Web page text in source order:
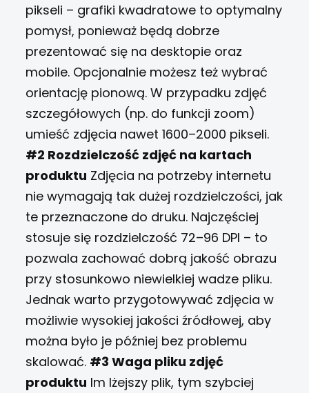
pikseli – grafiki kwadratowe to optymalny
pomysł, ponieważ będą dobrze
prezentować się na desktopie oraz
mobile. Opcjonalnie możesz też wybrać
orientację pionową. W przypadku zdjęć
szczegółowych (np. do funkcji zoom)
umieść zdjęcia nawet 1600–2000 pikseli.
#2 Rozdzielczość zdjęć na kartach
produktu Zdjęcia na potrzeby internetu
nie wymagają tak dużej rozdzielczości, jak
te przeznaczone do druku. Najczęściej
stosuje się rozdzielczość 72–96 DPI – to
pozwala zachować dobrą jakość obrazu
przy stosunkowo niewielkiej wadze pliku.
Jednak warto przygotowywać zdjęcia w
możliwie wysokiej jakości źródłowej, aby
można było je później bez problemu
skalować. #3 Waga pliku zdjęć
produktu Im lżejszy plik, tym szybciej